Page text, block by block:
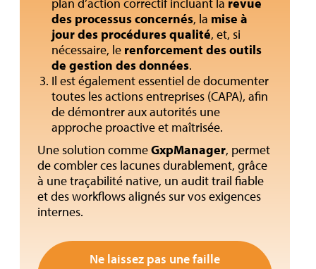
plan d’action correctif incluant la revue
des processus concernés, la mise à
jour des procédures qualité, et, si
nécessaire, le renforcement des outils
de gestion des données.
Il est également essentiel de documenter
toutes les actions entreprises (CAPA), afin
de démontrer aux autorités une
approche proactive et maîtrisée.
Une solution commeGxpManager, permet
de combler ces lacunes durablement, grâce
à une traçabilité native, un audit trail fiable
et des workflows alignés sur vos exigences
internes.
Ne laissez pas une faille